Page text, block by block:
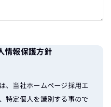
情報保護方針
、当社ホームページ採用エ
特定個人を識別する事ので